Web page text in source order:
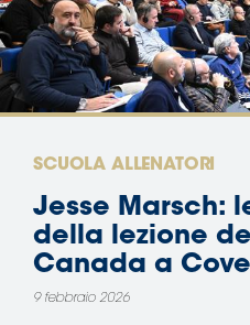
SCUOLA ALLENATORI
Jesse Marsch:
della lezione
Canada a
9 febbraio 2026